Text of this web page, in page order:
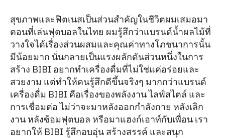
สุขภาพและฟิตเนสเป็นส่วนสำคัญในชีวิตผมเสมอมา
ตอนที่เล่นฟุตบอลในไทย ผมรู้สึกว่าแบรนด์น้ำผลไม้ที่
วางใจได้เรื่องส่วนผสมและคุณค่าทางโภชนาการนั้น
มีน้อยมาก นั่นกลายเป็นแรงผลักดันส่วนหนึ่งในการ
สร้าง BIBI อยากทำเครื่องดื่มที่ไม่ใช่แค่อร่อยและ
สวยงาม แต่ทำให้คนรู้สึกดีขึ้นจริงๆ มากกว่าแบรนด์
เครื่องดื่ม BIBI คือเรื่องของพลังงาน ไลฟ์สไตล์ และ
การเชื่อมต่อ ไม่ว่าจะมาหลังออกกำลังกาย หลังเลิก
งาน หลังซ้อมฟุตบอล หรือมาแฮงก์เอาท์กับเพื่อน เรา
อยากให้ BIBI รู้สึกอบอุ่น สร้างสรรค์ และสนุก